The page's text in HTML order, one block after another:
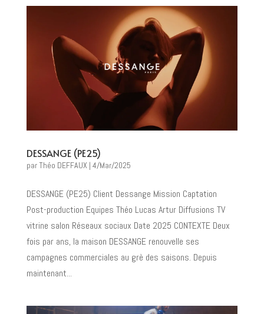
DESSANGE (PE25)
parThéo DEFFAUX | 4/Mar/2025
DESSANGE (PE25) Client Dessange Mission Captation
Post-production Equipes Théo Lucas Artur Diffusions TV
vitrine salon Réseaux sociaux Date 2025 CONTEXTE Deux
fois par ans, la maison DESSANGE renouvelle ses
campagnes commerciales au grè des saisons. Depuis
maintenant...